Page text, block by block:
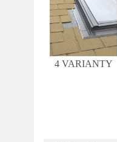
4 VARIANTY